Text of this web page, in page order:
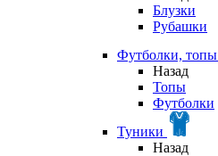
Блузки
Рубашки
Футболки, топы
Назад
Топы
Футболки
Туники
Назад